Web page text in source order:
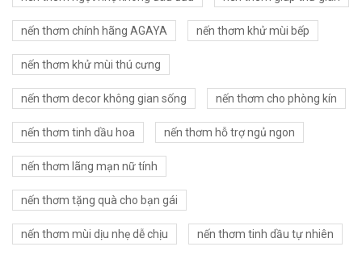
nến thơm chính hãng AGAYA nến thơm khử mùi bếp
nến thơm khử mùi thú cưng
nến thơm decor không gian sống nến thơm cho phòng kín
nến thơm tinh dầu hoa nến thơm hỗ trợ ngủ ngon
nến thơm lãng mạn nữ tính
nến thơm tặng quà cho bạn gái
nến thơm mùi dịu nhẹ dễ chịu nến thơm tinh dầu tự nhiên